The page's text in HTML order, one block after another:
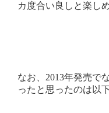
カ度合い良しと楽し
なお、2013年発売で
ったと思ったのは以